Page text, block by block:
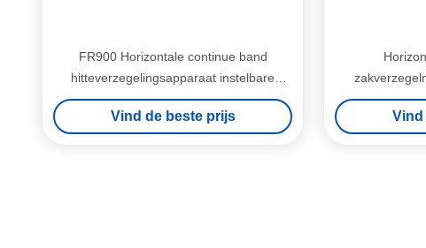
FR900 Horizontale continue band
hitteverzegelingsapparaat instelbare
temperatuur en snelheid
Vind de beste prijs Vind